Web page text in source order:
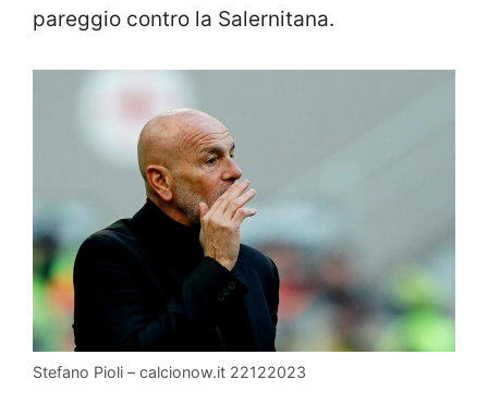
pareggio contro la Salernitana.
Stefano Pioli – calcionow.it 22122023